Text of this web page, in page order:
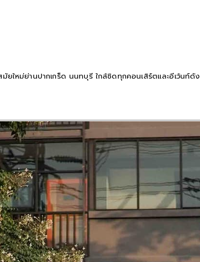
ใหม่ย่านปากเกร็ด นนทบุรี ใกล้ชิดทุกคอนเสิร์ตและอีเว้นท์ดัง